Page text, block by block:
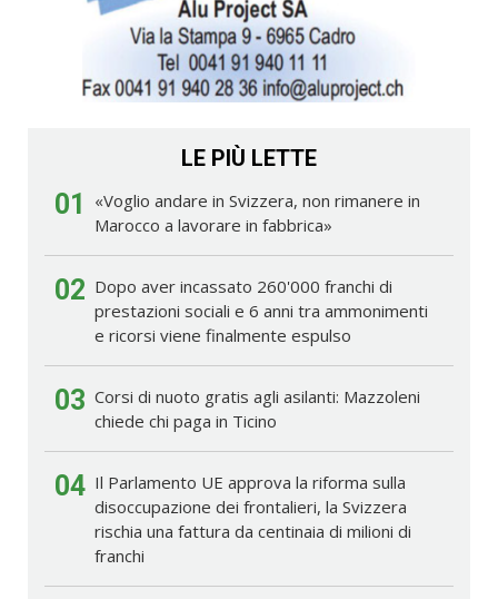
LE PIÙ LETTE
01
«Voglio andare in Svizzera, non rimanere in
Marocco a lavorare in fabbrica»
02 Dopo aver incassato 260'000 franchi di
prestazioni sociali e 6 anni tra ammonimenti
e ricorsi viene finalmente espulso
03 Corsi di nuoto gratis agli asilanti: Mazzoleni
chiede chi paga in Ticino
04 Il Parlamento UE approva la riforma sulla
disoccupazione dei frontalieri, la Svizzera
rischia una fattura da centinaia di milioni di
franchi